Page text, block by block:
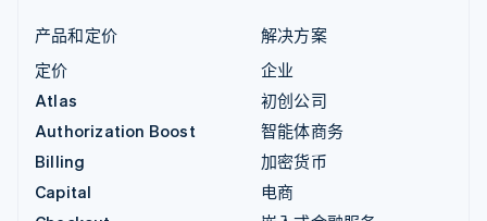
产品和定价
定价
Atlas
Authorization Boost
Billing
Capital
解决方案
企业
初创公司
智能体商务
加密货币
电商